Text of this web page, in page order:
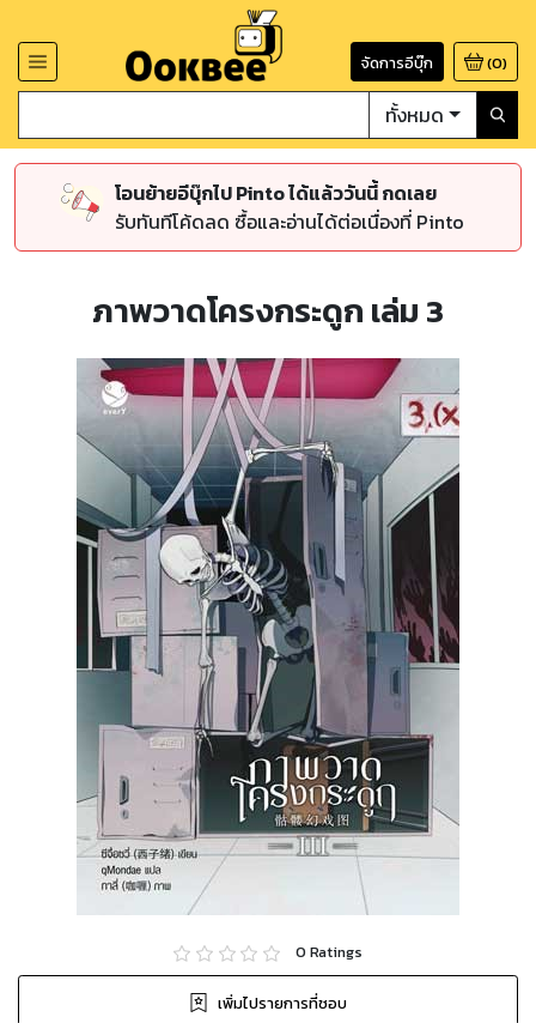
จัดการอีบุ๊ก (0)
ทั้งหมด
โอนย้ายอีบุ๊กไป Pinto ได้แล้ววันนี้ กดเลย
รับทันทีโค้ดลด ซื้อและอ่านได้ต่อเนื่องที่ Pinto
ภาพวาดโครงกระดูก เล่ม 3
0 Ratings
เพิ่มไปรายการที่ชอบ